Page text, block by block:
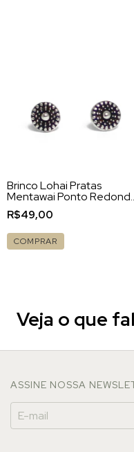
Brinco Lohai Pratas
Mentawai Ponto
Prata 925
R$49,00
COMPRAR
Veja o que
ASSINE NOSSA